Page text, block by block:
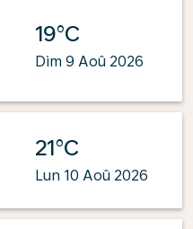
19°C
Dim 9 Aoû 2026
21°C
Lun 10 Aoû 2026